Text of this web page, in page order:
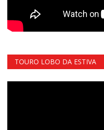
TOURO LOBO DA ESTIVA